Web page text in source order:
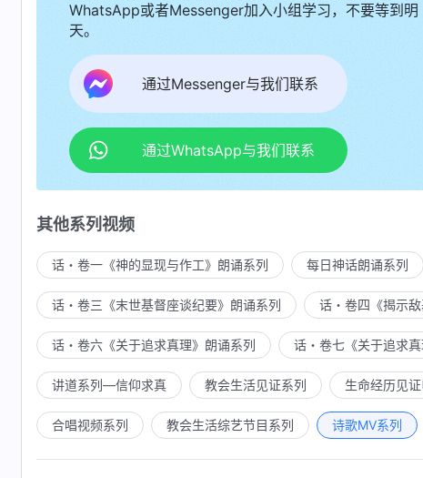
WhatsApp或者Messenger加入小组学习，不要等到明
天。
通过Messenger与我们联系
通过WhatsApp与我们联系
其他系列视频
话・卷一《神的显现与作工》朗诵系列 每日神话朗诵系列
话・卷三《末世基督座谈纪要》朗诵系列 话・卷四《揭示
话・卷六《关于追求真理》朗诵系列 话・卷七《关于追求
讲道系列—信仰求真 教会生活见证系列 生命经历见
合唱视频系列 教会生活综艺节目系列 诗歌MV系列